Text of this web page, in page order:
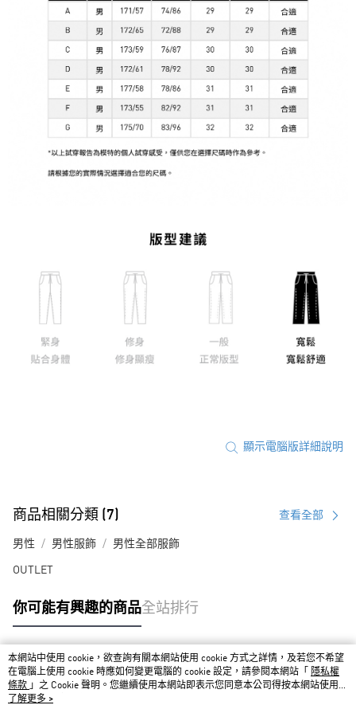
顯示電腦版詳細說明
商品相關分類 (7) 查看全部
男性 男性服飾 男性全部服飾
OUTLET
你可能有興趣的商品全站排行
熱門標籤
本網站中使用 cookie，欲查詢有關本網站使用 cookie 方式之詳情，及若您不希望
在電腦上使用 cookie 時應如何變更電腦的 cookie 設定，請參閱本網站「
隱私權
條款 」之 Cookie 聲明。您繼續使用本網站即表示您同意本公司得按本網站使用條
款之 Cookie 聲明使用 cookie。
了解更多 >